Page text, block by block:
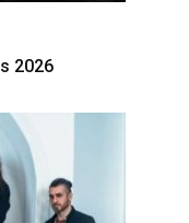
2026